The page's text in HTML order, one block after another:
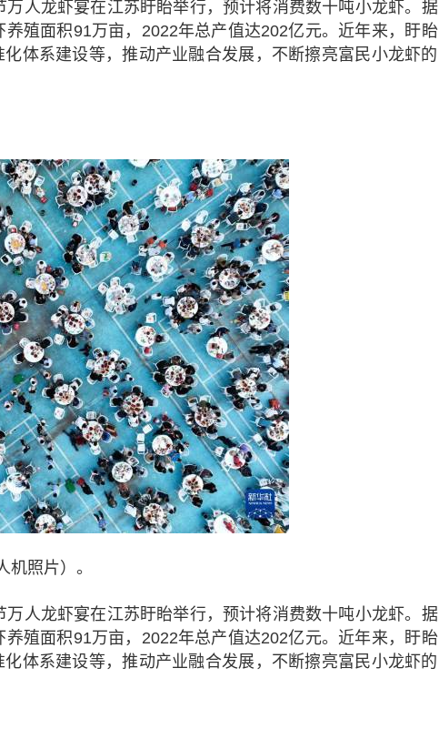
人龙虾宴在江苏盱眙举行，预计将消费数十吨小龙虾。据
殖面积91万亩，2022年总产值达202亿元。近年来，盱眙
体系建设等，推动产业融合发展，不断擦亮富民小龙虾的
照片）。
人龙虾宴在江苏盱眙举行，预计将消费数十吨小龙虾。据
殖面积91万亩，2022年总产值达202亿元。近年来，盱眙
体系建设等，推动产业融合发展，不断擦亮富民小龙虾的